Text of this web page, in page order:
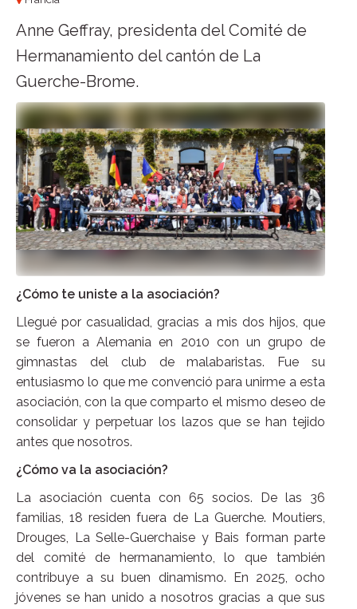
Anne Geffray, presidenta del Comité de
Hermanamiento del cantón de La
Guerche-Brome.
¿Cómo te uniste a la asociación?
Llegué por casualidad, gracias a mis dos hijos, que
se fueron a Alemania en 2010 con un grupo de
gimnastas del club de malabaristas. Fue su
entusiasmo lo que me convenció para unirme a esta
asociación, con la que comparto el mismo deseo de
consolidar y perpetuar los lazos que se han tejido
antes que nosotros.
¿Cómo va la asociación?
La asociación cuenta con 65 socios. De las 36
familias, 18 residen fuera de La Guerche. Moutiers,
Drouges, La Selle-Guerchaise y Bais forman parte
del comité de hermanamiento, lo que también
contribuye a su buen dinamismo. En 2025, ocho
jóvenes se han unido a nosotros gracias a que sus